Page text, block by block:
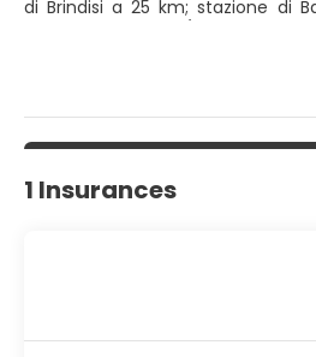
di Brindisi a 25 km; stazione di
1 Insurances